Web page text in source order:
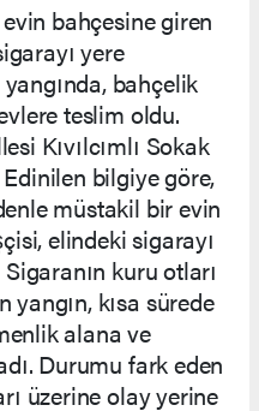
bahçesine giren
yere
bahçelik
teslim oldu.
Kıvılcımlı Sokak
bilgiye göre,
müstakil bir evin
elindeki sigarayı
kuru otları
kısa sürede
alana ve
Durumu fark eden
üzerine olay yerine